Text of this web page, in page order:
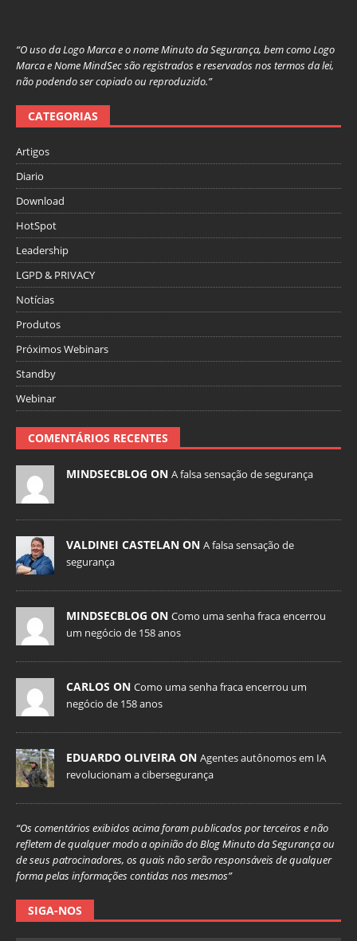
“O uso da Logo Marca e o nome Minuto da Segurança, bem como Logo
Marca e Nome MindSec são registrados e reservados nos termos da lei,
não podendo ser copiado ou reproduzido.”
CATEGORIAS
Artigos
Diario
Download
HotSpot
Leadership
LGPD & PRIVACY
Notícias
Produtos
Próximos Webinars
Standby
Webinar
COMENTÁRIOS RECENTES
MINDSECBLOG ON A falsa sensação de segurança
VALDINEI CASTELAN ON A falsa sensação de
segurança
MINDSECBLOG ON Como uma senha fraca encerrou
um negócio de 158 anos
CARLOS ON Como uma senha fraca encerrou um
negócio de 158 anos
EDUARDO OLIVEIRA ON Agentes autônomos em IA
revolucionam a cibersegurança
“Os comentários exibidos acima foram publicados por terceiros e não
refletem de qualquer modo a opinião do Blog Minuto da Segurança ou
de seus patrocinadores, os quais não serão responsáveis de qualquer
forma pelas informações contidas nos mesmos”
SIGA-NOS